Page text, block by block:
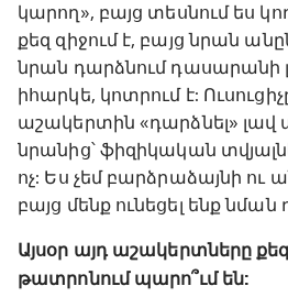
կարող», բայց տեսնում ես
քեզ զիջում է, բայց նրան
նրան դարձնում դասարանի
իհարկե, կոտրում է:
աշակերտին «դարձնել»
նրանից՝ ֆիզիկական
ոչ: Ես չեմ բարձրաձայնի ու
բայց մենք ունեցել ենք նման
Այսօր այդ աշակերտները
թատրոնում պարո՞ւմ են: